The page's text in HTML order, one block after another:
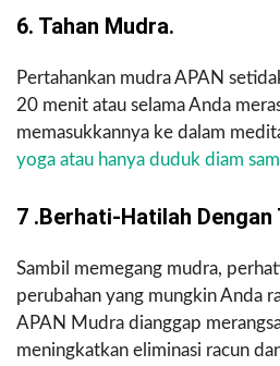
6. Tahan Mudra.
Pertahankan mudra APAN
20 menit atau selama Anda
memasukkannya ke dalam
yoga atau hanya duduk diam
7 .Berhati-Hatilah Dengan
Sambil memegang mudra,
perubahan yang mungkin Anda
APAN Mudra dianggap
meningkatkan eliminasi racun